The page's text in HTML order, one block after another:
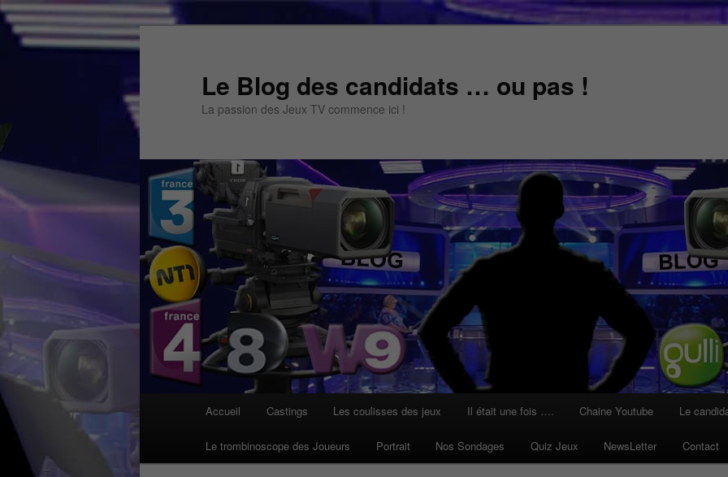
Aller
Aller
Le Blog des candidats … ou pas !
La passion des Jeux TV commence ici !
Accueil Castings Les coulisses des jeux Il était une fois …. Chaine Youtube Le
Le trombinoscope des Joueurs Portrait Nos Sondages Quiz Jeux NewsLetter Contact